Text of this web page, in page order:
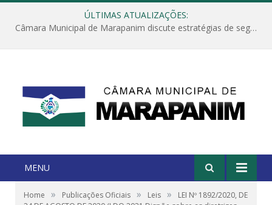
ÚLTIMAS ATUALIZAÇÕES:
Câmara Municipal de Marapanim discute estratégias de segurança com autoridades e poder executivo
MENU
Home » Publicações Oficiais » Leis »
LEI Nº 1892/2020, DE